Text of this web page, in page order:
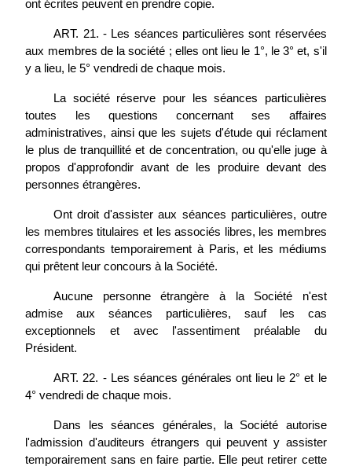
ont écrites peuvent en prendre copie.
ART. 21. - Les séances particulières sont réservées
aux membres de la société ; elles ont lieu le 1°, le 3° et, s'il
y a lieu, le 5° vendredi de chaque mois.
La société réserve pour les séances particulières
toutes les questions concernant ses affaires
administratives, ainsi que les sujets d'étude qui réclament
le plus de tranquillité et de concentration, ou qu'elle juge à
propos d'approfondir avant de les produire devant des
personnes étrangères.
Ont droit d'assister aux séances particulières, outre
les membres titulaires et les associés libres, les membres
correspondants temporairement à Paris, et les médiums
qui prêtent leur concours à la Société.
Aucune personne étrangère à la Société n'est
admise aux séances particulières, sauf les cas
exceptionnels et avec l'assentiment préalable du
Président.
ART. 22. - Les séances générales ont lieu le 2° et le
4° vendredi de chaque mois.
Dans les séances générales, la Société autorise
l'admission d'auditeurs étrangers qui peuvent y assister
temporairement sans en faire partie. Elle peut retirer cette